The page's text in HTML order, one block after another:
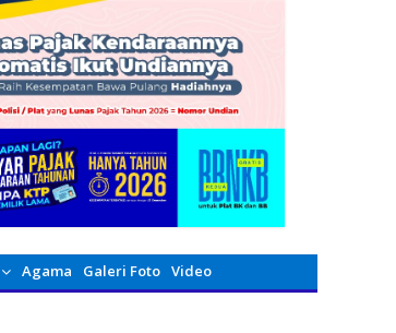
Agama Galeri Foto Video